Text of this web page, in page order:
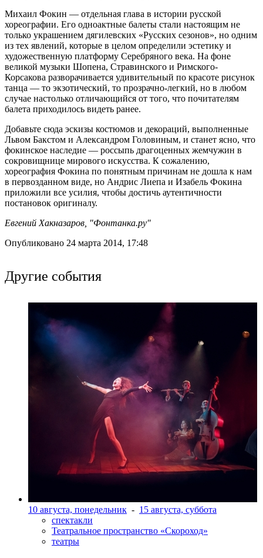
Михаил Фокин — отдельная глава в истории русской
хореографии. Его одноактные балеты стали настоящим не
только украшением дягилевских «Русских сезонов», но одним
из тех явлений, которые в целом определили эстетику и
художественную платформу Серебряного века. На фоне
великой музыки Шопена, Стравинского и Римского-
Корсакова разворачивается удивительный по красоте рисунок
танца — то экзотический, то прозрачно-легкий, но в любом
случае настолько отличающийся от того, что почитателям
балета приходилось видеть ранее.
Добавьте сюда эскизы костюмов и декораций, выполненные
Львом Бакстом и Александром Головиным, и станет ясно, что
фокинское наследие — россыпь драгоценных жемчужин в
сокровищнице мирового искусства. К сожалению,
хореография Фокина по понятным причинам не дошла к нам
в первозданном виде, но Андрис Лиепа и Изабель Фокина
приложили все усилия, чтобы достичь аутентичности
постановок оригиналу.
Евгений Хакназаров, "Фонтанка.ру"
Опубликовано 24 марта 2014, 17:48
Другие события
10 августа, понедельник - 15 августа, суббота
спектакли
Театральное пространство «Скороход»
театры